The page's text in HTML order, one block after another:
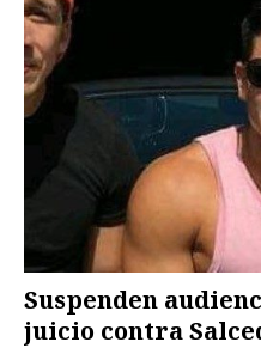
Suspenden
juicio contra